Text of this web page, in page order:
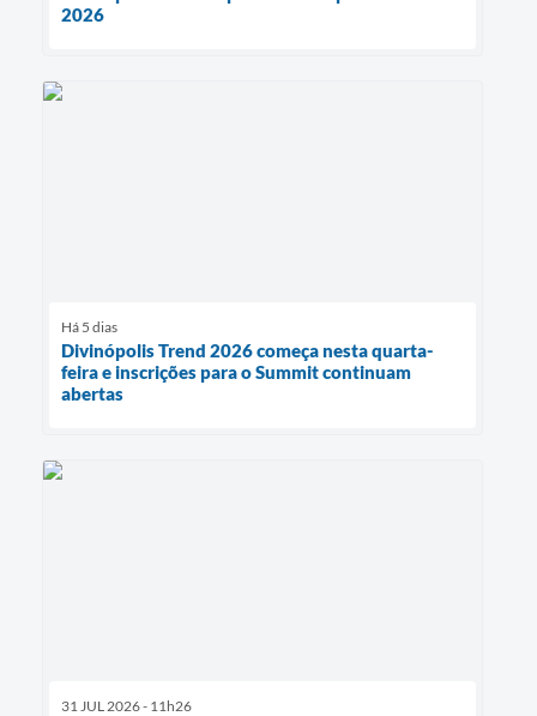
2026
Há 5 dias
Divinópolis Trend 2026 começa nesta quarta-
feira e inscrições para o Summit continuam
abertas
31 JUL 2026 - 11h26